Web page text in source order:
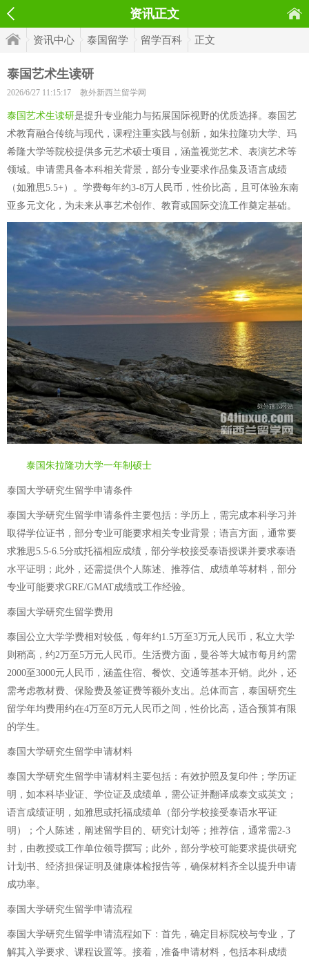
资讯正文
资讯中心 泰国留学 留学百科 正文
泰国艺术生读研
2026/6/27 11:15:17 教外新西兰留学网
泰国艺术生读研是提升专业能力与拓展国际视野的优质选择。泰国艺
术教育融合传统与现代，课程注重实践与创新，如朱拉隆功大学、玛
希隆大学等院校提供多元艺术硕士项目，涵盖视觉艺术、表演艺术等
领域。申请需具备本科相关背景，部分专业要求作品集及语言成绩
（如雅思5.5+）。学费每年约3-8万人民币，性价比高，且可体验东南
亚多元文化，为未来从事艺术创作、教育或国际交流工作奠定基础。
泰国朱拉隆功大学一年制硕士
泰国大学研究生留学申请条件
泰国大学研究生留学申请条件主要包括：学历上，需完成本科学习并
取得学位证书，部分专业可能要求相关专业背景；语言方面，通常要
求雅思5.5-6.5分或托福相应成绩，部分学校接受泰语授课并要求泰语
水平证明；此外，还需提供个人陈述、推荐信、成绩单等材料，部分
专业可能要求GRE/GMAT成绩或工作经验。
泰国大学研究生留学费用
泰国公立大学学费相对较低，每年约1.5万至3万元人民币，私立大学
则稍高，约2万至5万元人民币。生活费方面，曼谷等大城市每月约需
2000至3000元人民币，涵盖住宿、餐饮、交通等基本开销。此外，还
需考虑教材费、保险费及签证费等额外支出。总体而言，泰国研究生
留学年均费用约在4万至8万元人民币之间，性价比高，适合预算有限
的学生。
泰国大学研究生留学申请材料
泰国大学研究生留学申请材料主要包括：有效护照及复印件；学历证
明，如本科毕业证、学位证及成绩单，需公证并翻译成泰文或英文；
语言成绩证明，如雅思或托福成绩单（部分学校接受泰语水平证
明）；个人陈述，阐述留学目的、研究计划等；推荐信，通常需2-3
封，由教授或工作单位领导撰写；此外，部分学校可能要求提供研究
计划书、经济担保证明及健康体检报告等，确保材料齐全以提升申请
成功率。
泰国大学研究生留学申请流程
泰国大学研究生留学申请流程如下：首先，确定目标院校与专业，了
解其入学要求、课程设置等。接着，准备申请材料，包括本科成绩